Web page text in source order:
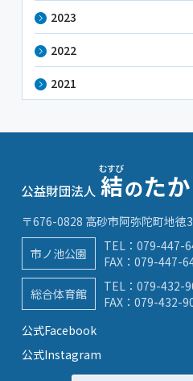
2023
2022
2021
〒676-0828 高砂市阿弥陀町地徳
市ノ池公園
TEL： 079-447-
FAX：079-447-
総合体育館
TEL： 079-432-
FAX：079-432-
公式Facebook
公式Instagram